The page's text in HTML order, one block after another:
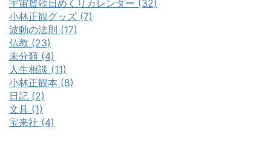
宇宙賛歌日めくりカレンダー (32)
小林正観グッズ (7)
波動の法則 (17)
仏教 (23)
未分類 (4)
人生相談 (11)
小林正観本 (8)
日記 (2)
文具 (1)
宝来社 (4)